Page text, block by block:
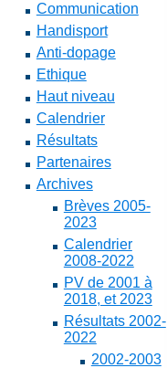
Communication
Handisport
Anti-dopage
Ethique
Haut niveau
Calendrier
Résultats
Partenaires
Archives
Brèves 2005-
2023
Calendrier
2008-2022
PV de 2001 à
2018, et 2023
Résultats 2002-
2022
2002-2003